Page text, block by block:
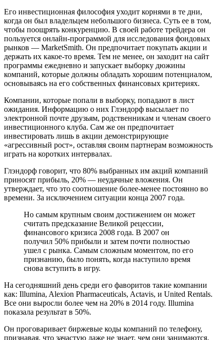
Его инвестиционная философия уходит корнями в те дни,
когда он был владельцем небольшого бизнеса. Суть ее в том,
чтобы поощрять конкуренцию. В своей работе трейдера он
пользуется онлайн-программой для исследования фондовых
рынков — MarketSmith. Он предпочитает покупать акции и
держать их какое-то время. Тем не менее, он заходит на сайт
программы ежедневно и запускает выборку дюжины
компаний, которые должны обладать хорошим потенциалом,
основываясь на его собственных финансовых критериях.
Компании, которые попали в выборку, попадают в лист
ожидания. Информацию о них Глэндорф высылает по
электронной почте друзьям, родственникам и членам своего
инвестиционного клуба. Сам же он предпочитает
инвестировать лишь в акции демонстрирующие
«агрессивный рост», оставляя своим партнерам возможность
играть на коротких интервалах.
Глэндорф говорит, что 80% выбранных им акций компаний
приносят прибыль, 20% — неудачные вложения. Он
утверждает, что это соотношение более-менее постоянно во
времени. За исключением ситуации конца 2007 года.
Но самым крупным своим достижением он может
считать предсказание Великой рецессии,
финансового кризиса 2008 года. В 2007 он
получил 50% прибыли и затем почти полностью
ушел с рынка. Самым сложным моментом, по его
признанию, было понять, когда наступило время
снова вступить в игру.
На сегодняшний день среди его фаворитов такие компании
как: Illumina, Alexion Pharmaceuticals, Actavis, и United Rentals.
Все они выросли более чем на 20% в 2014 году. Illumina
показала результат в 50%.
Он проговаривает биржевые коды компаний по телефону,
признавая, что зачастую даже не знает, чем они занимаются.